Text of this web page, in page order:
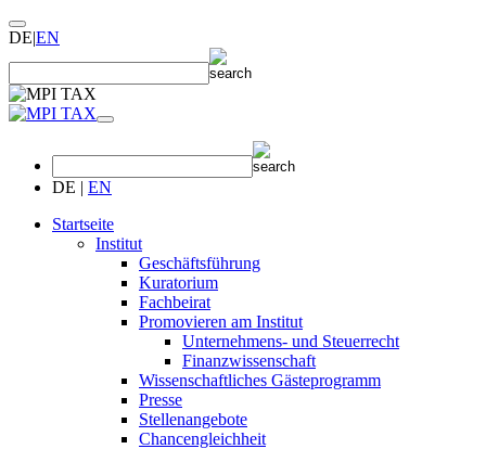
DE|EN
DE | EN
Startseite
Institut
Geschäftsführung
Kuratorium
Fachbeirat
Promovieren am Institut
Unternehmens- und Steuerrecht
Finanzwissenschaft
Wissenschaftliches Gästeprogramm
Presse
Stellenangebote
Chancengleichheit